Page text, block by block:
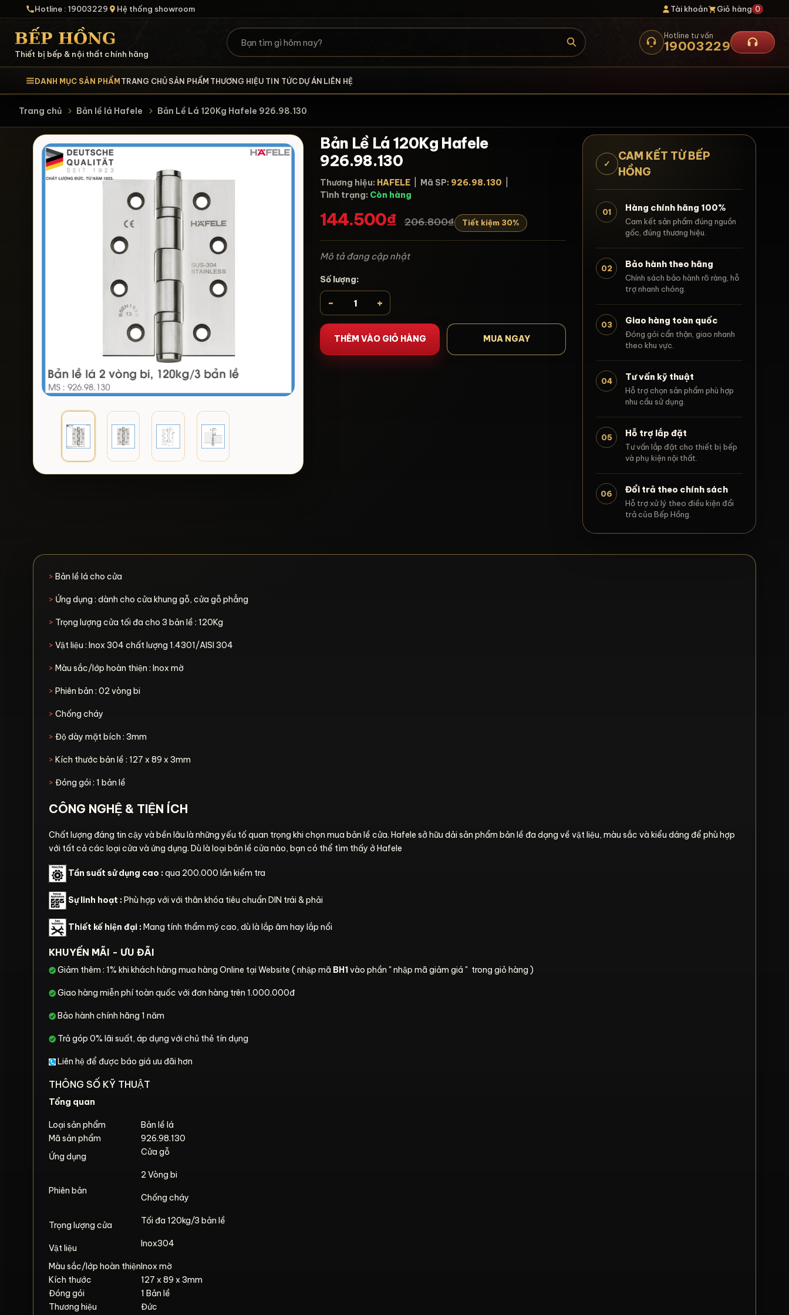
Hotline : 19003229 Hệ thống showroom Tài khoản Giỏ hàng 0
Thiết bị bếp & nội thất chính hãng
Hotline tư vấn
19003229
DANH MỤC SẢN PHẨMTRANG CHỦSẢN PHẨM THƯƠNG HIỆU TIN TỨC DỰ ÁN LIÊN HỆ
Trang chủ Bản lề lá Hafele Bản Lề Lá 120Kg Hafele 926.98.130
Bản Lề Lá 120Kg Hafele
926.98.130
Thương hiệu: HAFELE Mã SP: 926.98.130
Tình trạng: Còn hàng
144.500₫ 206.800₫ Tiết kiệm 30%
Mô tả đang cập nhật
Số lượng:
- +
THÊM VÀO GIỎ HÀNG MUA NGAY
✓
CAM KẾT TỪ BẾP
HỒNG
01 Hàng chính hãng 100%
Cam kết sản phẩm đúng nguồn
gốc, đúng thương hiệu.
02 Bảo hành theo hãng
Chính sách bảo hành rõ ràng, hỗ
trợ nhanh chóng.
03 Giao hàng toàn quốc
Đóng gói cẩn thận, giao nhanh
theo khu vực.
04 Tư vấn kỹ thuật
Hỗ trợ chọn sản phẩm phù hợp
nhu cầu sử dụng.
05 Hỗ trợ lắp đặt
Tư vấn lắp đặt cho thiết bị bếp
và phụ kiện nội thất.
06 Đổi trả theo chính sách
Hỗ trợ xử lý theo điều kiện đổi
trả của Bếp Hồng.
> Bản lề lá cho cửa
> Ứng dụng : dành cho cửa khung gỗ, cửa gỗ phẳng
> Trọng lượng cửa tối đa cho 3 bản lề : 120Kg
> Vật liệu : Inox 304 chất lượng 1.4301/AISI 304
> Màu sắc/lớp hoàn thiện : Inox mờ
> Phiên bản : 02 vòng bi
> Chống cháy
> Độ dày mặt bích : 3mm
> Kích thước bản lề : 127 x 89 x 3mm
> Đóng gói : 1 bản lề
CÔNG NGHỆ & TIỆN ÍCH
Chất lượng đáng tin cậy và bền lâu là những yếu tố quan trọng khi chọn mua bản lề cửa. Hafele sở hữu dải sản phẩm bản lề đa dạng về vật liệu, màu sắc và kiểu dáng để phù hợp
với tất cả các loại cửa và ứng dụng. Dù là loại bản lề cửa nào, bạn có thể tìm thấy ở Hafele
Tần suất sử dụng cao :qua 200.000 lần kiểm tra
Sự linh hoạt :Phù hợp với với thân khóa tiêu chuẩn DIN trái & phải
Thiết kế hiện đại :Mang tính thẩm mỹ cao, dù là lắp âm hay lắp nổi
KHUYẾN MÃI - ƯU ĐÃI
Giảm thêm : 1% khi khách hàng mua hàng Online tại Website ( nhập mã BH1vào phần " nhập mã giảm giá " trong giỏ hàng )
Giao hàng miễn phí toàn quốc với đơn hàng trên 1.000.000đ
Bảo hành chính hãng 1 năm
Trả góp 0% lãi suất, áp dụng với chủ thẻ tín dụng
Liên hệ để được báo giá ưu đãi hơn
THÔNG SỐ KỸ THUẬT
Tổng quan
Loại sản phẩm
Bản lề lá
Mã sản phẩm
926.98.130
Ứng dụng
Cửa gỗ
Phiên bản
2 Vòng bi
Chống cháy
Trọng lượng cửa Tối đa 120kg/3 bản lề
Vật liệu Inox304
Màu sắc/lớp hoàn thiệnInox mờ
Kích thước
127 x 89 x 3mm
Đóng gói
1 Bản lề
Thương hiệu
Đức